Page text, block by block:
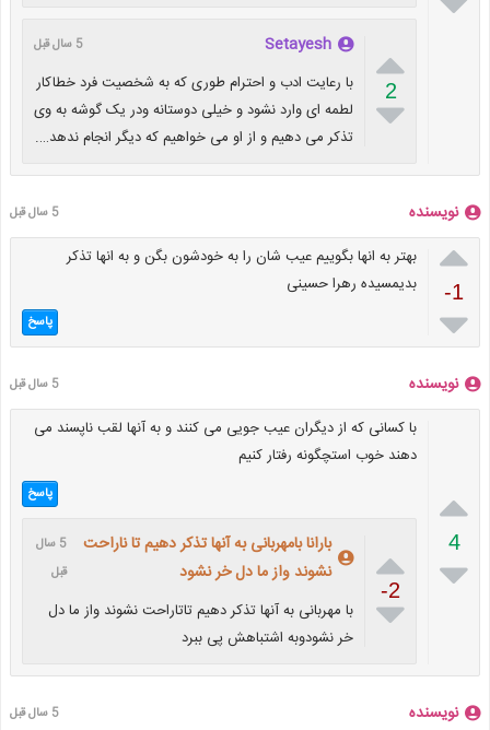

2

Setayesh 5 سال قبل
با رعایت ادب و احترام طوری که به شخصیت فرد خطاکار
لطمه ای وارد نشود و خیلی دوستانه ودر یک گوشه به وی
تذکر می دهیم و از او می خواهیم که دیگر انجام ندهد….
نویسنده 5 سال قبل

-1

بهتر به انها بگوییم عیب شان را به خودشون بگن و به انها تذکر
بدیمسیده رهرا حسینی
پاسخ
نویسنده 5 سال قبل

4

با کسانی که از دیگران عیب جویی می کنند و به آنها لقب ناپسند می
دهند خوب استچگونه رفتار کنیم
پاسخ

-2

بارانا بامهربانی به آنها تذکر دهیم تا ناراحت
نشوند واز ما دل خر نشود
5 سال
قبل
با مهربانی به آنها تذکر دهیم تاتاراحت نشوند واز ما دل
خر نشودوبه اشتباهش پی ببرد
نویسنده 5 سال قبل